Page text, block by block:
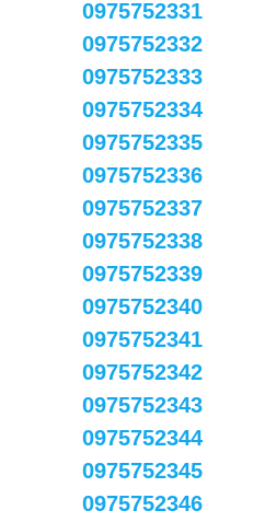
0975752331
0975752332
0975752333
0975752334
0975752335
0975752336
0975752337
0975752338
0975752339
0975752340
0975752341
0975752342
0975752343
0975752344
0975752345
0975752346